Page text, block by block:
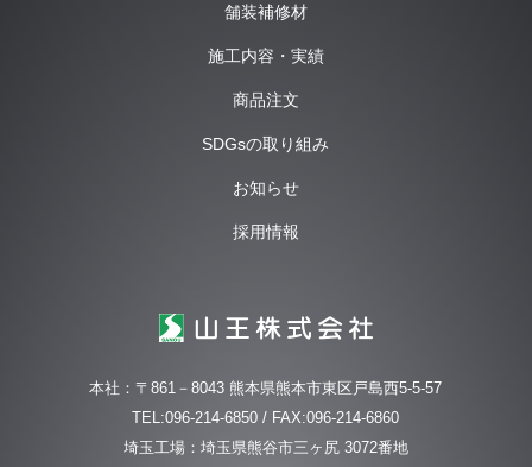
舗装補修材
施工内容・実績
商品注文
SDGsの取り組み
お知らせ
採用情報
本社：〒861－8043 熊本県熊本市東区戸島西5-5-57
TEL:096-214-6850 / FAX:096-214-6860
埼玉工場：埼玉県熊谷市三ヶ尻 3072番地